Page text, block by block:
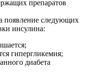
препаратов
появление следующих
инсулина:
гипергликемия;
диабета